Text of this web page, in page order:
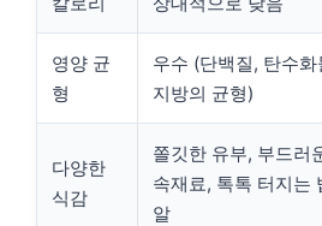
영양 균
형
우수 (단백질, 탄수화
지방의 균형)
다양한
식감
쫄깃한 유부, 부드러
속재료, 톡톡 터지는
알